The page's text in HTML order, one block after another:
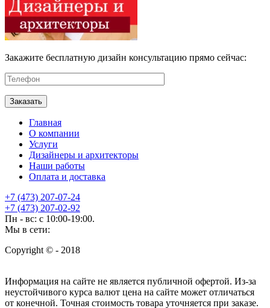
Закажите бесплатную дизайн консультацию прямо сейчас:
Главная
О компании
Услуги
Дизайнеры и архитекторы
Наши работы
Оплата и доставка
+7 (473) 207-07-24
+7 (473) 207-02-92
Пн - вс: с 10:00-19:00.
Мы в сети:
Copyright © - 2018
Информация на сайте не является публичной офертой. Из-за
неустойчивого курса валют цена на сайте может отличаться
от конечной. Точная стоимость товара уточняется при заказе.